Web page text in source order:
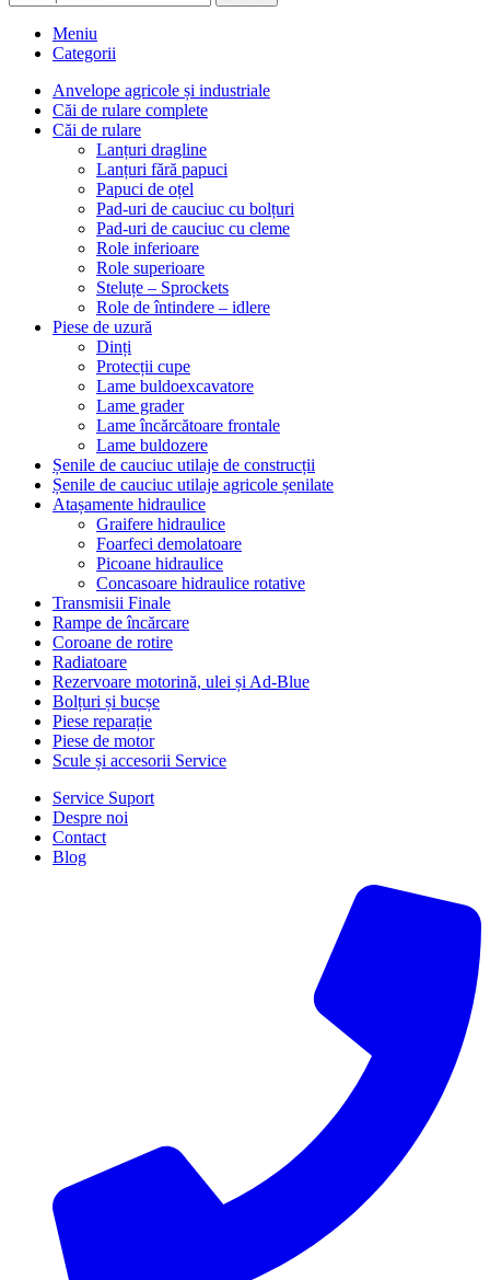
Meniu
Categorii
Anvelope agricole și industriale
Căi de rulare complete
Căi de rulare
Lanțuri dragline
Lanțuri fără papuci
Papuci de oțel
Pad-uri de cauciuc cu bolțuri
Pad-uri de cauciuc cu cleme
Role inferioare
Role superioare
Steluțe – Sprockets
Role de întindere – idlere
Piese de uzură
Dinți
Protecții cupe
Lame buldoexcavatore
Lame grader
Lame încărcătoare frontale
Lame buldozere
Șenile de cauciuc utilaje de construcții
Șenile de cauciuc utilaje agricole șenilate
Atașamente hidraulice
Graifere hidraulice
Foarfeci demolatoare
Picoane hidraulice
Concasoare hidraulice rotative
Transmisii Finale
Rampe de încărcare
Coroane de rotire
Radiatoare
Rezervoare motorină, ulei și Ad-Blue
Bolțuri și bucșe
Piese reparație
Piese de motor
Scule și accesorii Service
Service Suport
Despre noi
Contact
Blog